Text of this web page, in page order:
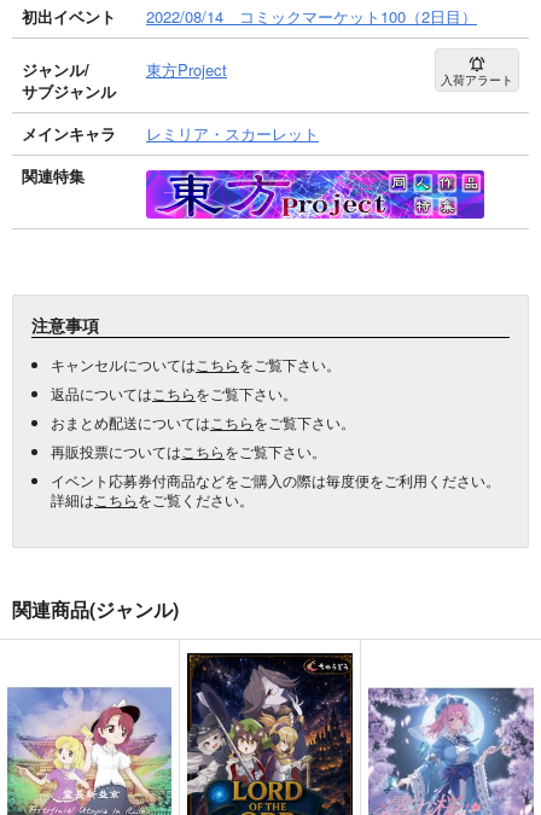
初出イベント
2022/08/14 コミックマーケット100（2日目）
ジャンル/
サブジャンル
東方Project 入荷アラート
メインキャラ
レミリア・スカーレット
関連特集
注意事項
キャンセルについては こちらをご覧下さい。
返品については こちらをご覧下さい。
おまとめ配送については こちらをご覧下さい。
再販投票については こちらをご覧下さい。
イベント応募券付商品などをご購入の際は毎度便をご利用ください。
詳細は こちらをご覧ください。
関連商品(ジャンル)